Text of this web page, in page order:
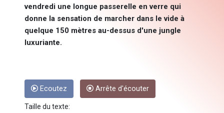
vendredi une longue passerelle en verre qui
donne la sensation de marcher dans le vide à
quelque 150 mètres au-dessus d'une jungle
luxuriante.
Ecoutez Arrête d'écouter
Taille du texte: